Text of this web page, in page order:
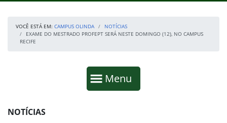
VOCÊ ESTÁ EM: CAMPUS OLINDA
NOTÍCIAS
EXAME DO MESTRADO PROFEPT SERÁ NESTE DOMINGO (12), NO CAMPUS
RECIFE
Mostrar
Menu
Fim da navegação
Início do conteúdo
NOTÍCIAS